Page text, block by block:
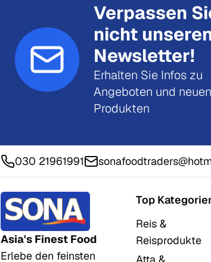
Verpassen
nicht
Newsletter!
Erhalten Sie Infos zu
Angeboten und neuen
Produkten
030 21961991
Asia's Finest Food
Erlebe den feinsten
Top
Reis &
Reisprodukte
Atta &